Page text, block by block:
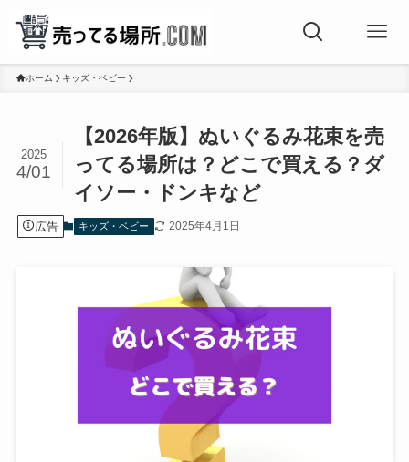
ホーム キッズ・ベビー
【2026年版】ぬいぐるみ花束を売
ってる場所は？どこで買える？ダ
イソー・ドンキなど
2025
4/01
広告 キッズ・ベビー 2025年4月1日